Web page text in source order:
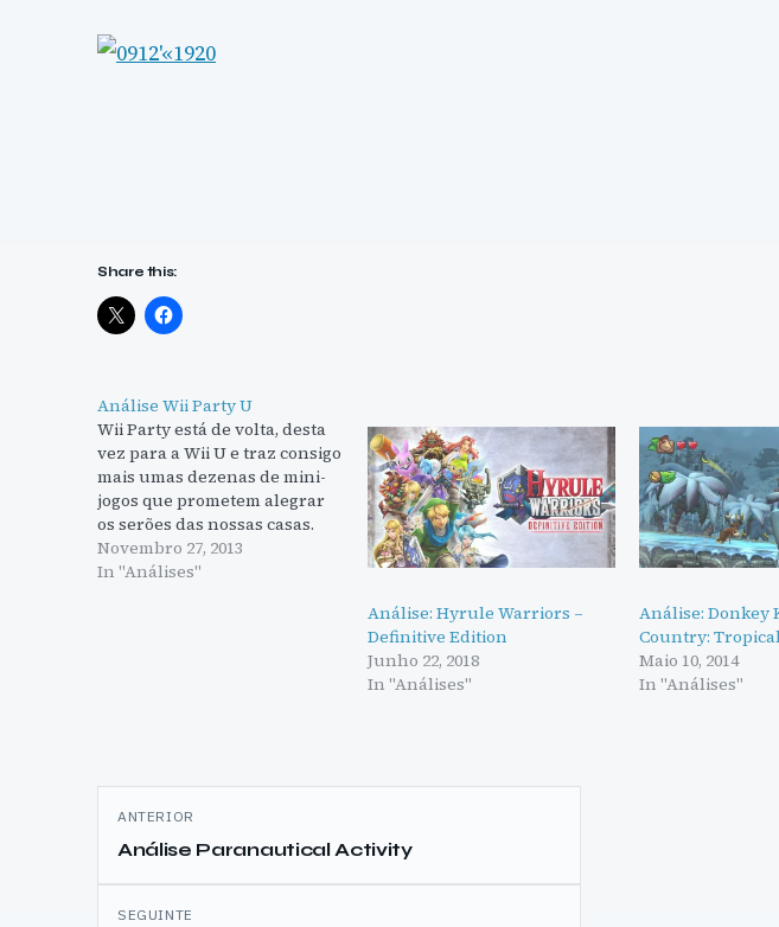
Share this:
Análise Wii Party U
Wii Party está de volta, desta
vez para a Wii U e traz consigo
mais umas dezenas de mini-
jogos que prometem alegrar
os serões das nossas casas.
Infelizmente, Wii Party U não
tem o mesmo impacto que
Novembro 27, 2013
In "Análises"
Análise: Hyrule Warriors –
Definitive Edition
Junho 22, 2018
In "Análises"
Análise: Donkey
Country:
Maio 10, 2014
In "Análises"
Navegação
de
artigos
ANTERIOR
Análise Paranautical Activity
SEGUINTE